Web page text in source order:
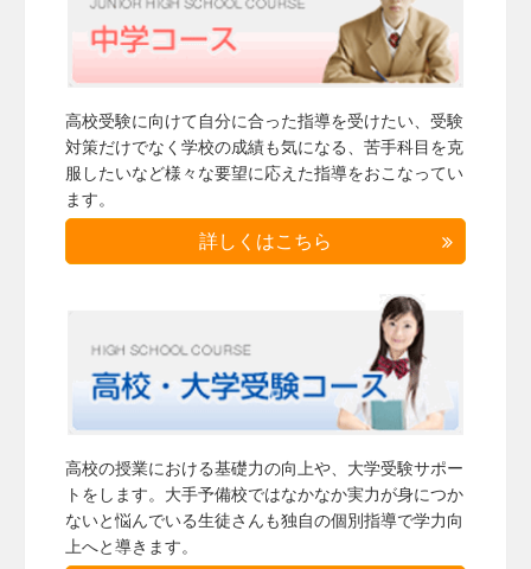
高校受験に向けて自分に合った指導を受けたい、受験
対策だけでなく学校の成績も気になる、苦手科目を克
服したいなど様々な要望に応えた指導をおこなってい
ます。
詳しくはこちら
高校の授業における基礎力の向上や、大学受験サポー
トをします。大手予備校ではなかなか実力が身につか
ないと悩んでいる生徒さんも独自の個別指導で学力向
上へと導きます。